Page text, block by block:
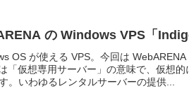
の Windows VPS「
OS が使える VPS。今回は
「仮想専用サーバー」の意味で、仮想
。いわゆるレンタルサーバーの提供...